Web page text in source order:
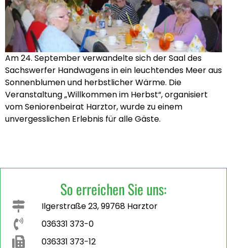
Am 24. September verwandelte sich der Saal des
Sachswerfer Handwagens in ein leuchtendes Meer aus
Sonnenblumen und herbstlicher Wärme. Die
Veranstaltung „Willkommen im Herbst“, organisiert
vom Seniorenbeirat Harztor, wurde zu einem
unvergesslichen Erlebnis für alle Gäste.
So erreichen Sie uns:
Ilgerstraße 23, 99768 Harztor
036331 373-0
036331 373-12